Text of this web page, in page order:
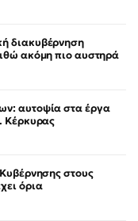
διακυβέρνηση
ακόμη πιο αυστηρά
αυτοψία στα έργα
Κέρκυρας
στους
όρια